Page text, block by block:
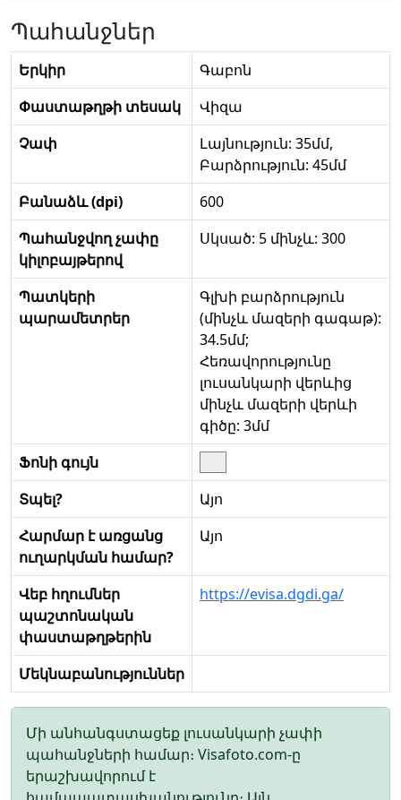
Պահանջներ
Երկիր
Գաբոն
Փաստաթղթի տեսակ
Վիզա
Չափ
Լայնություն: 35մմ,
Բարձրություն: 45մմ
Բանաձև (dpi)
600
Պահանջվող չափը
կիլոբայթերով
Սկսած: 5 մինչև: 300
Պատկերի
պարամետրեր
Գլխի բարձրություն
(մինչև մազերի գագաթ):
34.5մմ;
Հեռավորությունը
լուսանկարի վերևից
մինչև մազերի վերևի
գիծը: 3մմ
Ֆոնի գույն
Տպել?
Այո
Հարմար է առցանց
ուղարկման համար?
Այո
Վեբ հղումներ
պաշտոնական
փաստաթղթերին
https://evisa.dgdi.ga/
Մեկնաբանություններ
Մի անհանգստացեք լուսանկարի չափի
պահանջների համար։ Visafoto.com-ը
երաշխավորում է